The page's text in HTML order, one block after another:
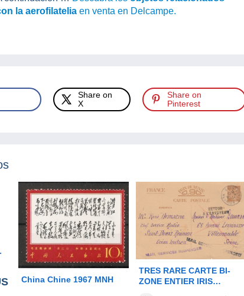
la aerofilatelia en venta en Delcampe.
Share on
X
Share on
Pinterest
China Chine 1967 MNH
TRES RARE CARTE BI-
ZONE ENTIER IRIS